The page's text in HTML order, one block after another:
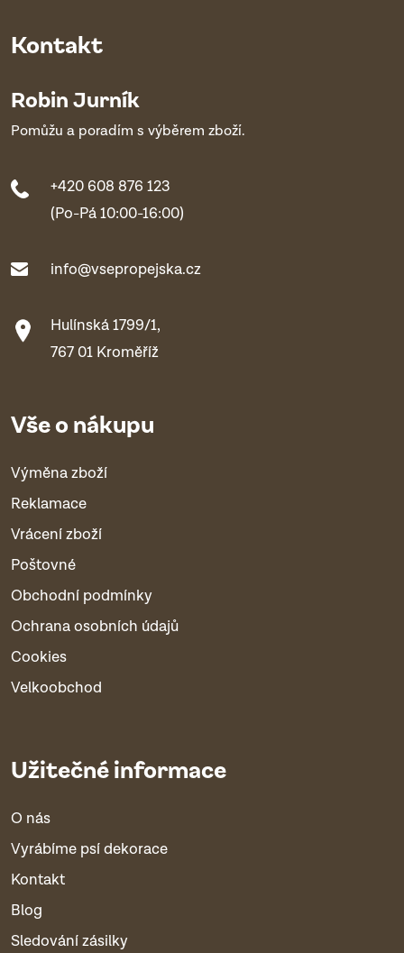
Kontakt
Robin Jurník
Pomůžu a poradím s výběrem zboží.
+420 608 876 123
(Po-Pá 10:00-16:00)
info@vsepropejska.cz
Hulínská 1799/1,
767 01 Kroměříž
Vše o nákupu
Výměna zboží
Reklamace
Vrácení zboží
Poštovné
Obchodní podmínky
Ochrana osobních údajů
Cookies
Velkoobchod
Užitečné informace
O nás
Vyrábíme psí dekorace
Kontakt
Blog
Sledování zásilky